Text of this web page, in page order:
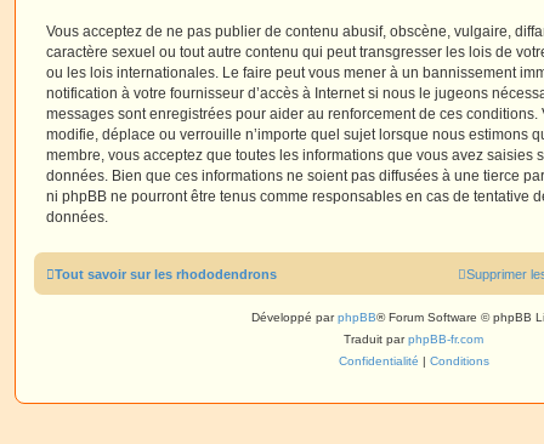
Vous acceptez de ne pas publier de contenu abusif, obscène, vulgaire,
caractère sexuel ou tout autre contenu qui peut transgresser les lois de
ou les lois internationales. Le faire peut vous mener à un bannissement
notification à votre fournisseur d’accès à Internet si nous le jugeons
messages sont enregistrées pour aider au renforcement de ces
modifie, déplace ou verrouille n’importe quel sujet lorsque nous estimons
membre, vous acceptez que toutes les informations que vous avez saisies
données. Bien que ces informations ne soient pas diffusées à une tierce
ni phpBB ne pourront être tenus comme responsables en cas de tentative
données.
Tout savoir sur les rhododendrons Supprimer
Développé parphpBB® Forum Software © phpBB
Traduit parphpBB-fr.com
Confidentialité | Conditions